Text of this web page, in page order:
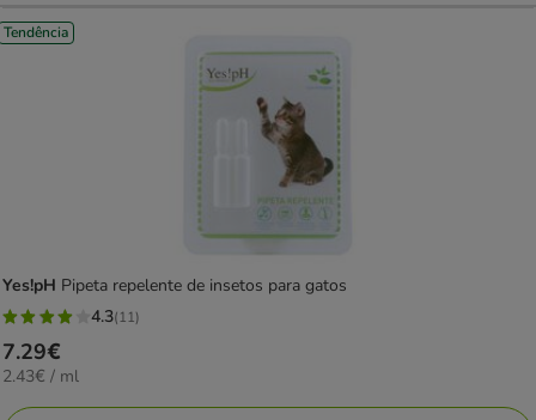
Tendência
Yes!pH Pipeta repelente de insetos para gatos
4.3
estrelas
com
4.3(11)
Preço
7.29€
7.29€
2.43€
2.43€ / ml